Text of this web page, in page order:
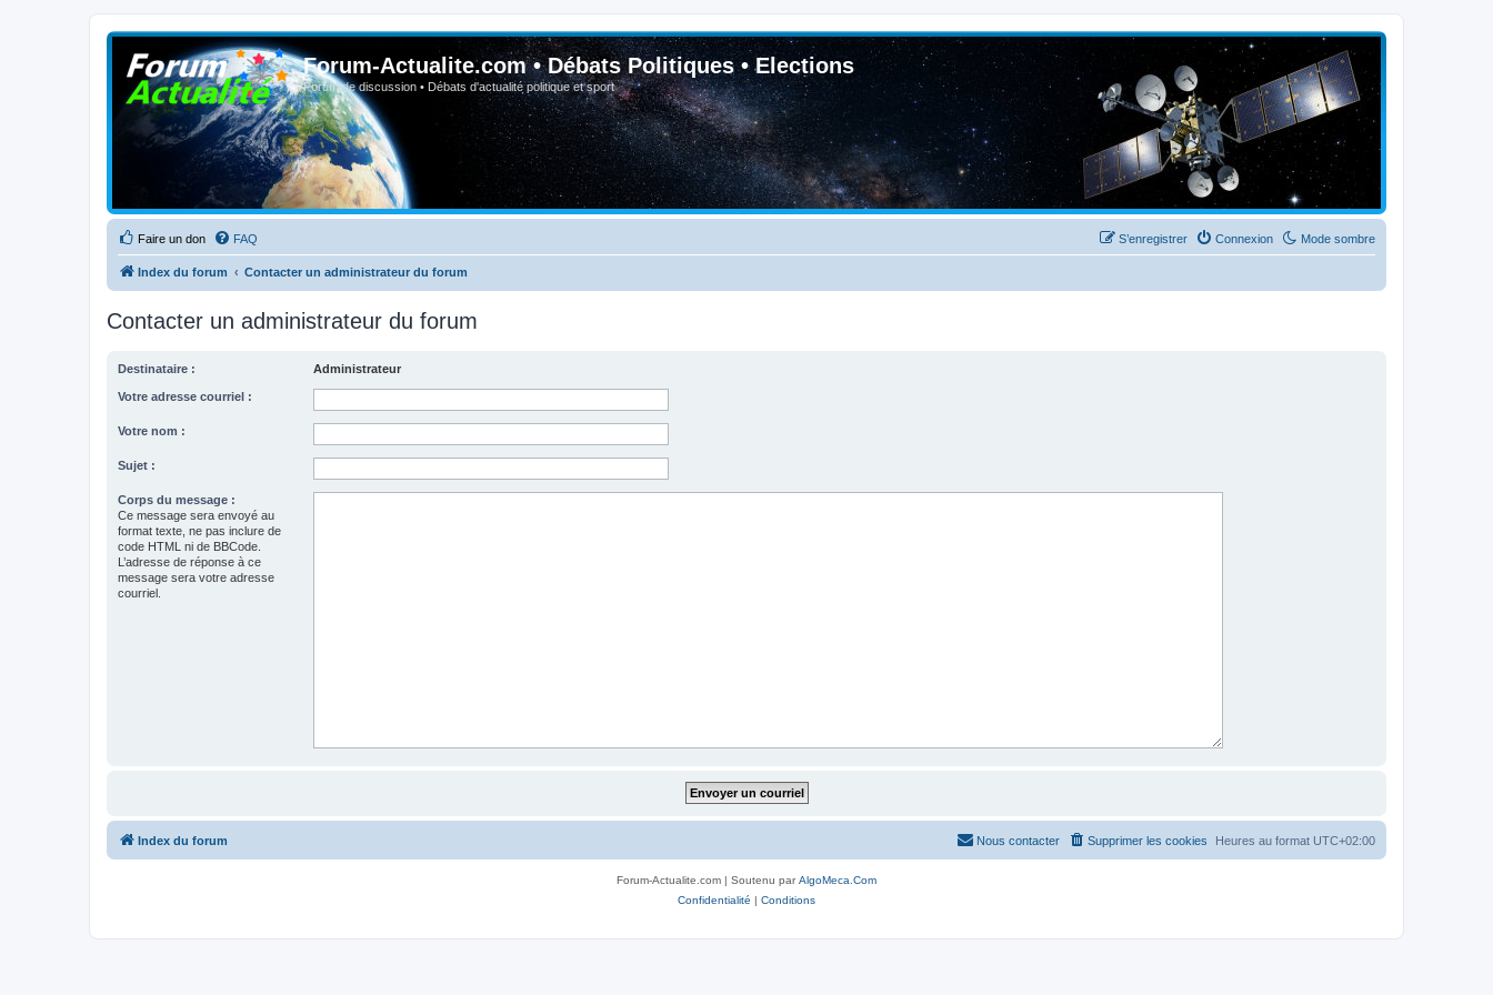
Forum-Actualite.com • Débats Politiques • Elections
Forum de discussion • Débats d'actualité politique et sport
Faire un don Mode sombre
FAQ Connexion
S’enregistrer
Index du forum Contacter un administrateur du forum
Contacter un administrateur du forum
Destinataire : Administrateur
Votre adresse courriel :
Votre nom :
Sujet :
Corps du message :
Ce message sera envoyé au
format texte, ne pas inclure de
code HTML ni de BBCode.
L’adresse de réponse à ce
message sera votre adresse
courriel.
Index du forum Heures au format UTC+02:00
Supprimer les cookies
Nous contacter
Forum-Actualite.com | Soutenu parAlgoMeca.Com
Confidentialité | Conditions